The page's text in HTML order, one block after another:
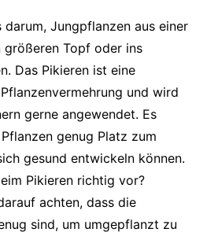
darum, Jungpflanzen aus einer
größeren Topf oder ins
Das Pikieren ist eine
und wird
gerne angewendet. Es
genug Platz zum
gesund entwickeln können.
Pikieren richtig vor?
achten, dass die
sind, um umgepflanzt zu